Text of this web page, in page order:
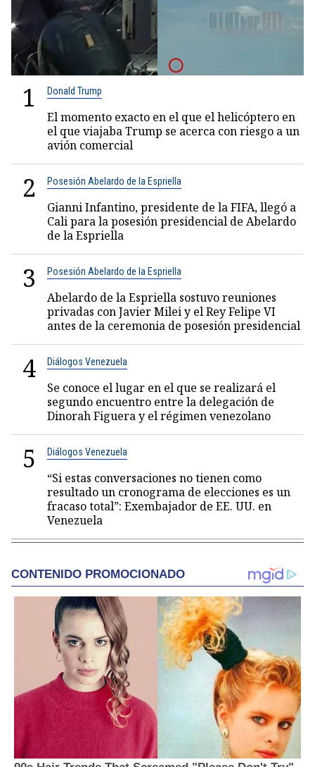
1 Donald Trump
El momento exacto en el que el helicóptero en
el que viajaba Trump se acerca con riesgo a un
avión comercial
2 Posesión Abelardo de la Espriella
Gianni Infantino, presidente de la FIFA, llegó a
Cali para la posesión presidencial de Abelardo
de la Espriella
3 Posesión Abelardo de la Espriella
Abelardo de la Espriella sostuvo reuniones
privadas con Javier Milei y el Rey Felipe VI
antes de la ceremonia de posesión presidencial
4 Diálogos Venezuela
Se conoce el lugar en el que se realizará el
segundo encuentro entre la delegación de
Dinorah Figuera y el régimen venezolano
5 Diálogos Venezuela
“Si estas conversaciones no tienen como
resultado un cronograma de elecciones es un
fracaso total”: Exembajador de EE. UU. en
Venezuela